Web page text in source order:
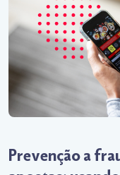
Prevenção a